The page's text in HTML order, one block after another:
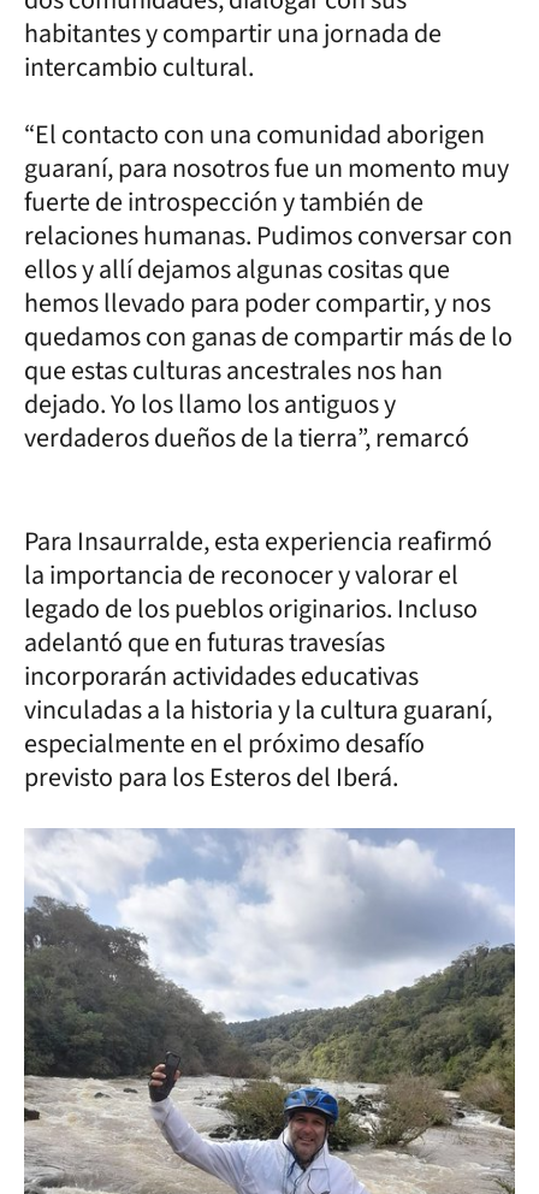
habitantes y compartir una jornada de
intercambio cultural.
“El contacto con una comunidad aborigen
guaraní, para nosotros fue un momento muy
fuerte de introspección y también de
relaciones humanas. Pudimos conversar con
ellos y allí dejamos algunas cositas que
hemos llevado para poder compartir, y nos
quedamos con ganas de compartir más de lo
que estas culturas ancestrales nos han
dejado. Yo los llamo los antiguos y
verdaderos dueños de la tierra”, remarcó
Para Insaurralde, esta experiencia reafirmó
la importancia de reconocer y valorar el
legado de los pueblos originarios. Incluso
adelantó que en futuras travesías
incorporarán actividades educativas
vinculadas a la historia y la cultura guaraní,
especialmente en el próximo desafío
previsto para los Esteros del Iberá.